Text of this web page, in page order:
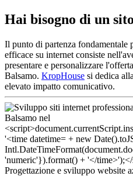
Hai bisogno di un
Il punto di partenza fondamentale
efficace su internet consiste
presentare e personalizzare
Balsamo. KropHouse si dedica
elevato impatto comunicativo.
Progettazione e sviluppo website